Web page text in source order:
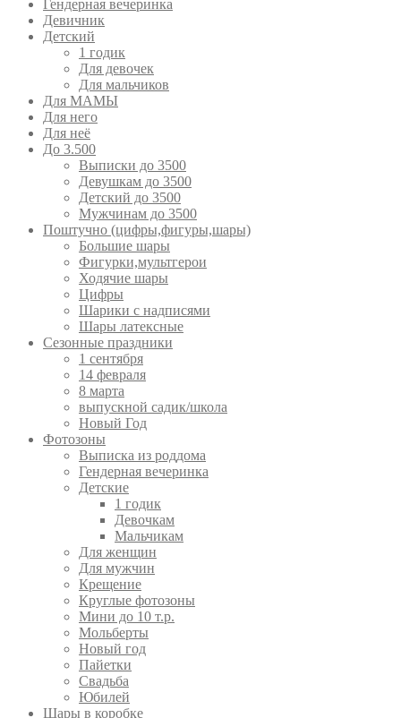
Гендерная вечеринка
Девичник
Детский
1 годик
Для девочек
Для мальчиков
Для МАМЫ
Для него
Для неё
До 3.500
Выписки до 3500
Девушкам до 3500
Детский до 3500
Мужчинам до 3500
Поштучно (цифры,фигуры,шары)
Большие шары
Фигурки,мультгерои
Ходячие шары
Цифры
Шарики с надписями
Шары латексные
Сезонные праздники
1 сентября
14 февраля
8 марта
выпускной садик/школа
Новый Год
Фотозоны
Выписка из роддома
Гендерная вечеринка
Детские
1 годик
Девочкам
Мальчикам
Для женщин
Для мужчин
Крещение
Круглые фотозоны
Мини до 10 т.р.
Мольберты
Новый год
Пайетки
Свадьба
Юбилей
Шары в коробке